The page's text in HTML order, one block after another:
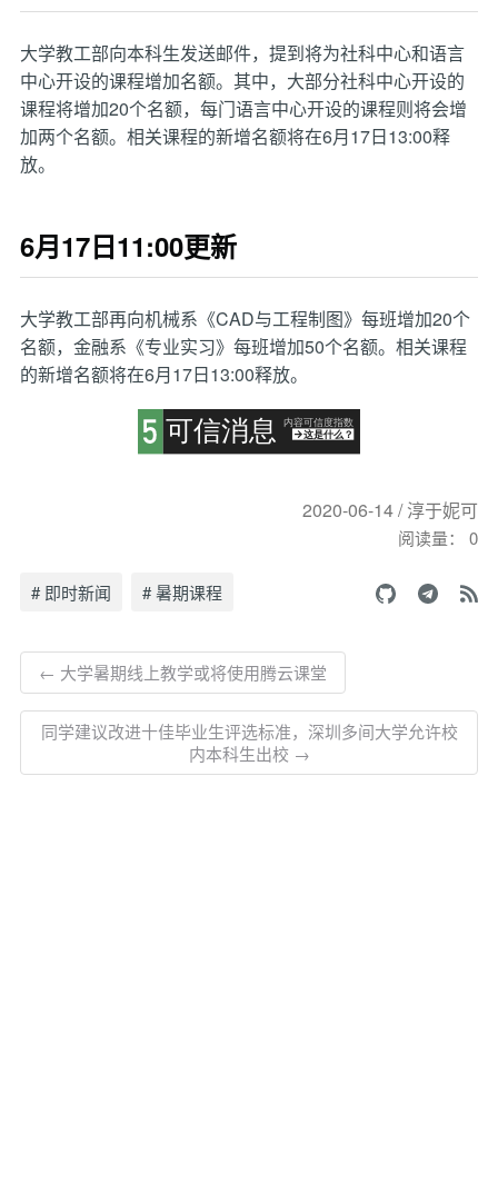
大学教工部向本科生发送邮件，提到将为社科中心和语言
中心开设的课程增加名额。其中，大部分社科中心开设的
课程将增加20个名额，每门语言中心开设的课程则将会增
加两个名额。相关课程的新增名额将在6月17日13:00释
放。
6月17日11:00更新
大学教工部再向机械系《CAD与工程制图》每班增加20个
名额，金融系《专业实习》每班增加50个名额。相关课程
的新增名额将在6月17日13:00释放。
2020-06-14 / 淳于妮可
阅读量： 0
# 即时新闻 # 暑期课程
← 大学暑期线上教学或将使用腾云课堂
同学建议改进十佳毕业生评选标准，深圳多间大学允许校
内本科生出校 →